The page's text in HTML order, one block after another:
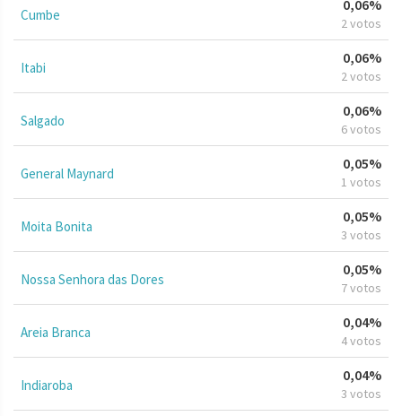
Cumbe
0,06%
2 votos
Itabi
0,06%
2 votos
Salgado
0,06%
6 votos
General Maynard
0,05%
1 votos
Moita Bonita
0,05%
3 votos
Nossa Senhora das Dores
0,05%
7 votos
Areia Branca
0,04%
4 votos
Indiaroba
0,04%
3 votos